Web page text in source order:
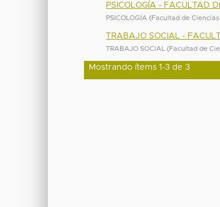
PSICOLOGÍA - FACULTAD
PSICOLOGÍA (Facultad de
TRABAJO SOCIAL -
TRABAJO SOCIAL (Facultad de
Mostrando ítems 1-3 de 3